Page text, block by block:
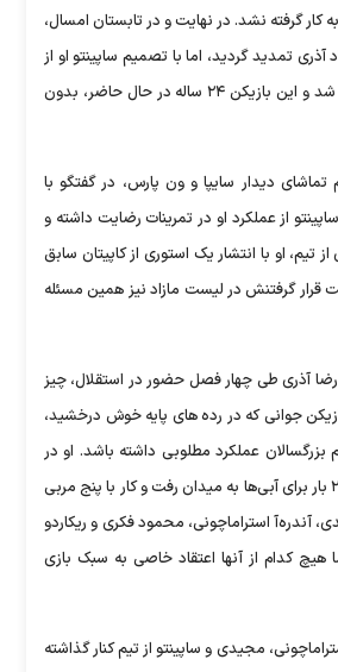
کار گرفته نشد. در نهایت و در تابستان امسال،
آذری تمدید گردید، اما با تصمیم ساپینتو او از
جمع آبی ها کنار گذاشته شد و این بازیکن ۲۴ ساله در حال حاضر، بدون
تماشای دیدار سایپا و ون پارس، در گفتگو با
از عملکرد او در تمرینات رضایت داشته و
تیم، او با انتشار یک استوری از کاپیتان سابق
قرار گرفتنش در لیست مازاد نیز همین مسئله
رضا آذری طی چهار فصل حضور در استقلال، چیز
جوانی که در رده های پایه خوش درخشید،
بزرگسالان عملکرد مطلوبی داشته باشد. او در
این چهار فصل، کمتر از ۲۰ بار برای آبی‌ها به میدان رفت و کار با پنج مربی
آندره‌آ استراماچونی، محمود فکری و ریکاردو
هیچ کدام از آنها اعتقاد خاصی به سبک بازی
مجیدی و ساپینتو از تیم کنار گذاشته